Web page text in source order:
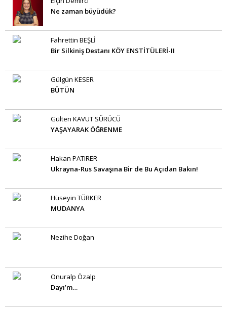
Ne zaman büyüdük?
Fahrettin BEŞLİ
Bir Silkiniş Destanı KÖY ENSTİTÜLERİ-II
Gülgün KESER
BÜTÜN
Gülten KAVUT SÜRÜCÜ
YAŞAYARAK ÖĞRENME
Hakan PATIRER
Ukrayna-Rus Savaşına Bir de Bu Açıdan Bakın!
Hüseyin TÜRKER
MUDANYA
Nezihe Doğan
Onuralp Özalp
Dayı’m…